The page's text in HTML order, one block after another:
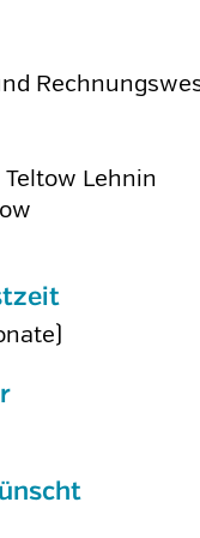
Lehnin